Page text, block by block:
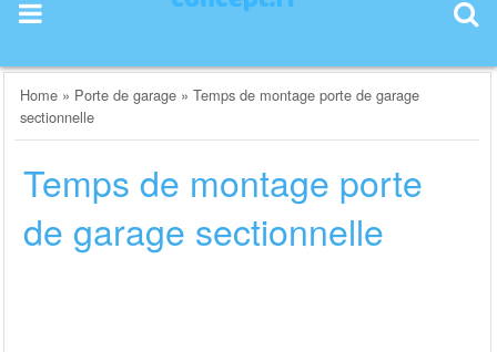
content
Home » Porte de garage »Temps de montage porte de garage
sectionnelle
Temps de montage porte
de garage sectionnelle